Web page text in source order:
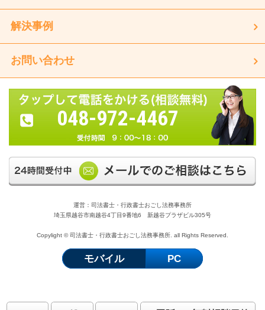
解決事例
お問い合わせ
048-972-4467
運営：司法書士・行政書士おごし法務事務所
埼玉県越谷市南越谷4丁目9番地6 新越谷プラザビル305号
Copylight © 司法書士・行政書士おごし法務事務所. all Rights Reserved.
モバイル PC